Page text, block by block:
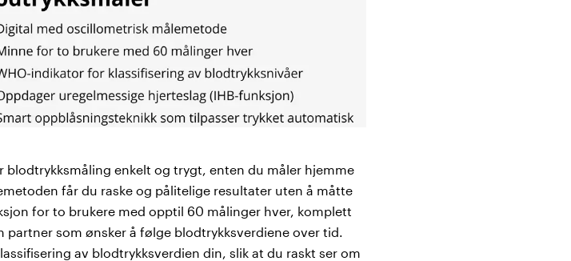
blodtrykksmåling enkelt og trygt, enten du måler hjemme
får du raske og pålitelige resultater uten å måtte
for to brukere med opptil 60 målinger hver, komplett
som ønsker å følge blodtrykksverdiene over tid.
av blodtrykksverdien din, slik at du raskt ser om